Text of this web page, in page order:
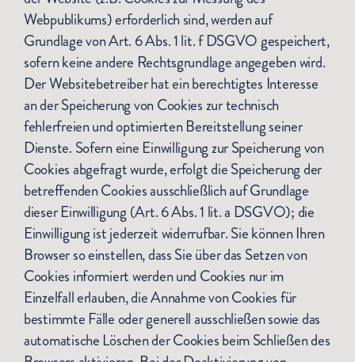
Webpublikums) erforderlich sind, werden auf
Grundlage von Art. 6 Abs. 1 lit. f DSGVO gespeichert,
sofern keine andere Rechtsgrundlage angegeben wird.
Der Websitebetreiber hat ein berechtigtes Interesse
an der Speicherung von Cookies zur technisch
fehlerfreien und optimierten Bereitstellung seiner
Dienste. Sofern eine Einwilligung zur Speicherung von
Cookies abgefragt wurde, erfolgt die Speicherung der
betreffenden Cookies ausschließlich auf Grundlage
dieser Einwilligung (Art. 6 Abs. 1 lit. a DSGVO); die
Einwilligung ist jederzeit widerrufbar. Sie können Ihren
Browser so einstellen, dass Sie über das Setzen von
Cookies informiert werden und Cookies nur im
Einzelfall erlauben, die Annahme von Cookies für
bestimmte Fälle oder generell ausschließen sowie das
automatische Löschen der Cookies beim Schließen des